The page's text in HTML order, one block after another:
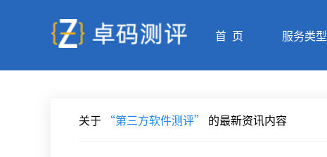
首 页 服务类型
关于 “第三方软件测评” 的最新资讯内容